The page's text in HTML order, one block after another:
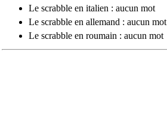
Le scrabble en italien : aucun mot
Le scrabble en allemand : aucun mot
Le scrabble en roumain : aucun mot